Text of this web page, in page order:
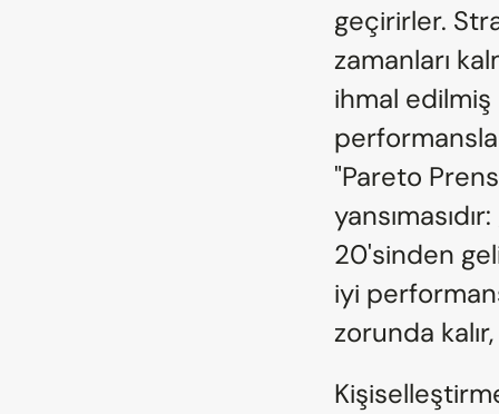
geçirirler.
zamanları
ihmal
"Pareto
20'sinden
iyi
zorunda